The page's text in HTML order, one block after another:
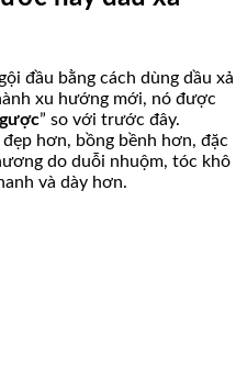
đầu bằng cách dùng dầu xả
xu hướng mới, nó được
” so với trước đây.
hơn, bồng bềnh hơn, đặc
do duỗi nhuộm, tóc khô
và dày hơn.